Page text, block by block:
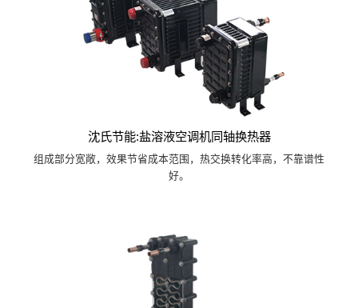
沈氏节能:盐溶液空调机同轴换热器
组成部分宽敞，效果节省成本范围，热交换转化率高，不靠谱性
好。